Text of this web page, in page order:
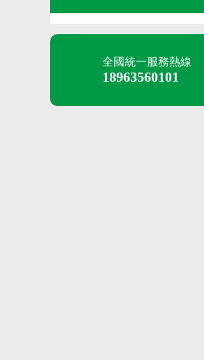
全國統一服務熱線
18963560101